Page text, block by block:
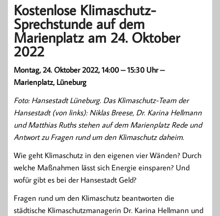
Kostenlose Klimaschutz-
Sprechstunde auf dem
Marienplatz am 24. Oktober
2022
Montag, 24. Oktober 2022, 14:00 – 15:30 Uhr –
Marienplatz, Lüneburg
Foto: Hansestadt Lüneburg. Das Klimaschutz-Team der
Hansestadt (von links): Niklas Breese, Dr. Karina Hellmann
und Matthias Ruths stehen auf dem Marienplatz Rede und
Antwort zu Fragen rund um den Klimaschutz daheim.
Wie geht Klimaschutz in den eigenen vier Wänden? Durch
welche Maßnahmen lässt sich Energie einsparen? Und
wofür gibt es bei der Hansestadt Geld?
Fragen rund um den Klimaschutz beantworten die
städtische Klimaschutzmanagerin Dr. Karina Hellmann und